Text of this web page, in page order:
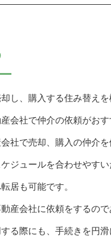
し、購入する住み替え
会社で仲介の依頼がおす
社で売却、購入の仲介
ジュールを合わせやす
居も可能です。
産会社に依頼をするので
る際にも、手続きを円